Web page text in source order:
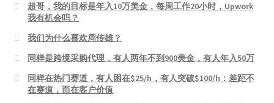
超哥，我的目标是年入10万美金，每周工作20小时，Upwork
我有机会吗？
我们为什么喜欢周传雄？
同样是跨境采购代理，有人两年不到900美金，有人年入50万
同样在热门赛道，有人困在$25/h，有人突破$100/h：差距不
在赛道，而在客户价值